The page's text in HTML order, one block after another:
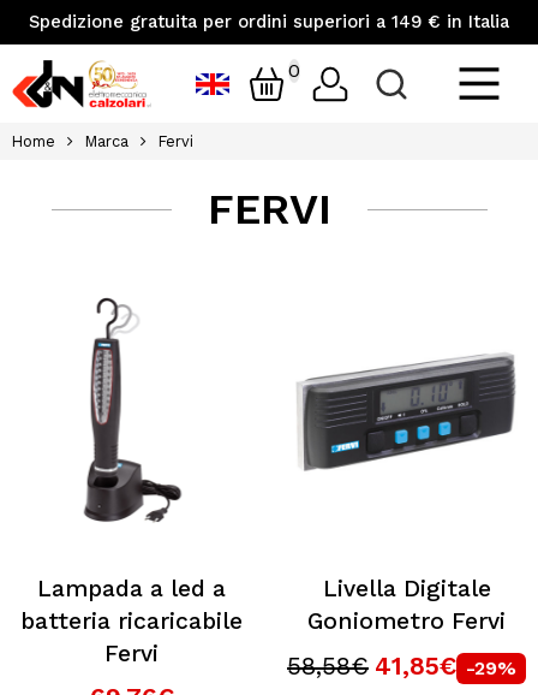
Spedizione gratuita per ordini superiori a 149 € in Italia
0
Home Marca Fervi
FERVI
Lampada a led a
batteria ricaricabile
Fervi
Livella Digitale
Goniometro Fervi
58,58€ 41,85€ -29%